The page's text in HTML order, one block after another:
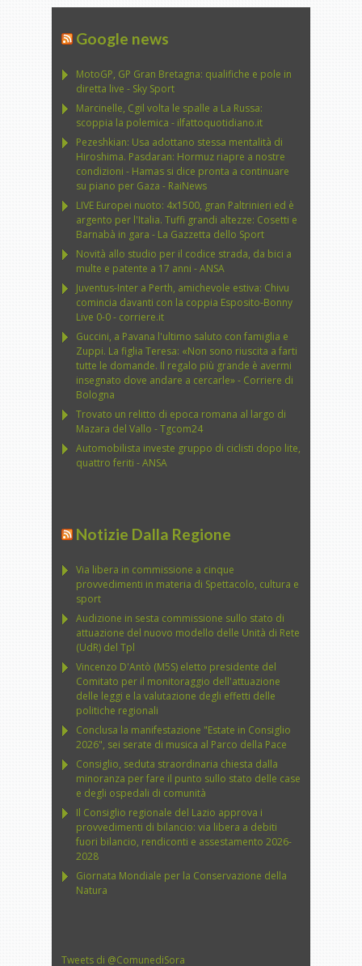
Google news
MotoGP, GP Gran Bretagna: qualifiche e pole in
diretta live - Sky Sport
Marcinelle, Cgil volta le spalle a La Russa:
scoppia la polemica - ilfattoquotidiano.it
Pezeshkian: Usa adottano stessa mentalità di
Hiroshima. Pasdaran: Hormuz riapre a nostre
condizioni - Hamas si dice pronta a continuare
su piano per Gaza - RaiNews
LIVE Europei nuoto: 4x1500, gran Paltrinieri ed è
argento per l'Italia. Tuffi grandi altezze: Cosetti e
Barnabà in gara - La Gazzetta dello Sport
Novità allo studio per il codice strada, da bici a
multe e patente a 17 anni - ANSA
Juventus-Inter a Perth, amichevole estiva: Chivu
comincia davanti con la coppia Esposito-Bonny
Live 0-0 - corriere.it
Guccini, a Pavana l'ultimo saluto con famiglia e
Zuppi. La figlia Teresa: «Non sono riuscita a farti
tutte le domande. Il regalo più grande è avermi
insegnato dove andare a cercarle» - Corriere di
Bologna
Trovato un relitto di epoca romana al largo di
Mazara del Vallo - Tgcom24
Automobilista investe gruppo di ciclisti dopo lite,
quattro feriti - ANSA
Notizie Dalla Regione
Via libera in commissione a cinque
provvedimenti in materia di Spettacolo, cultura e
sport
Audizione in sesta commissione sullo stato di
attuazione del nuovo modello delle Unità di Rete
(UdR) del Tpl
Vincenzo D'Antò (M5S) eletto presidente del
Comitato per il monitoraggio dell'attuazione
delle leggi e la valutazione degli effetti delle
politiche regionali
Conclusa la manifestazione "Estate in Consiglio
2026", sei serate di musica al Parco della Pace
Consiglio, seduta straordinaria chiesta dalla
minoranza per fare il punto sullo stato delle case
e degli ospedali di comunità
Il Consiglio regionale del Lazio approva i
provvedimenti di bilancio: via libera a debiti
fuori bilancio, rendiconti e assestamento 2026-
2028
Giornata Mondiale per la Conservazione della
Natura
Tweets di @ComunediSora